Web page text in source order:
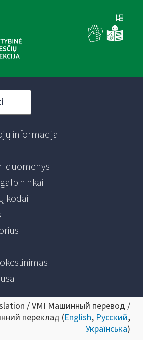
informacija
duomenys
kodai
/ VMI Машинный перевод /
переклад (English, Русский,
Українська)